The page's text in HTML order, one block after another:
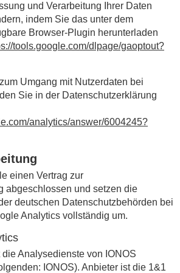
und Verarbeitung Ihrer Daten
indem Sie das unter dem
Browser-Plugin herunterladen
tools.google.com/dlpage/gaoptout?
Umgang mit Nutzerdaten bei
Sie in der Datenschutzerklärung
analytics/answer/6004245?
einen Vertrag zur
abgeschlossen und setzen die
deutschen Datenschutzbehörden bei
Analytics vollständig um.
Analysedienste von IONOS
IONOS). Anbieter ist die 1&1